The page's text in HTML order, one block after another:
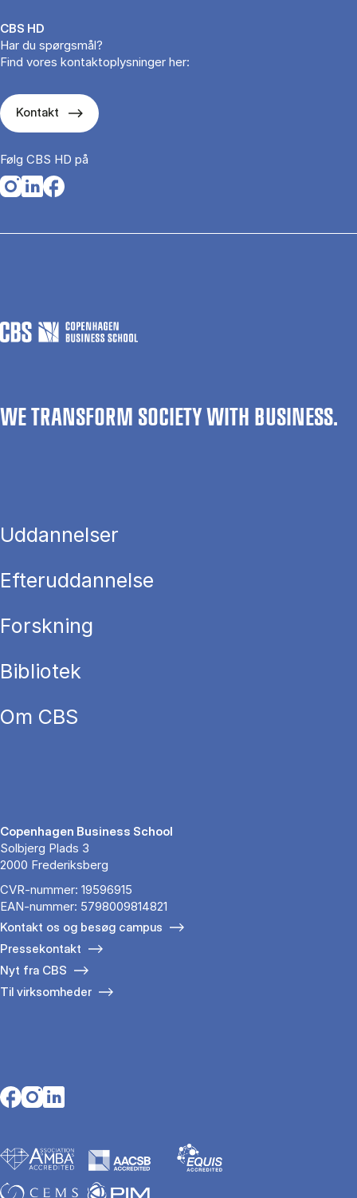
CBS HD
Har du spørgsmål?
Find vores kontaktoplysninger her:
Kontakt
Følg CBS HD på
Opens in a new tab
Opens in a new tab
Opens in a new tab
WE TRANSFORM SOCIETY WITH BUSINESS.
Uddannelser
Efteruddannelse
Forskning
Bibliotek
Om CBS
Copenhagen Business School
Solbjerg Plads 3
2000 Frederiksberg
CVR-nummer: 19596915
EAN-nummer: 5798009814821
Kontakt os og besøg campus
Pressekontakt
Nyt fra CBS
Til virksomheder
Opens in a new tab
Opens in a new tab
Opens in a new tab